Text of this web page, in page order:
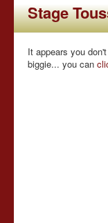
Stage
It appears you
biggie... you can